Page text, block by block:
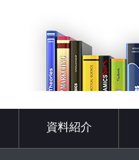
資料紹介